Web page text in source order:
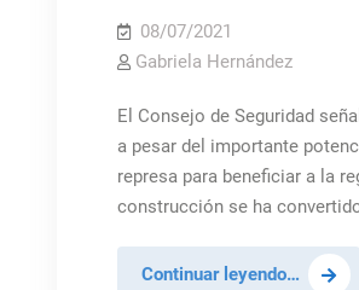
08/07/2021
Gabriela Hernández
El Consejo de Seguridad
a pesar del importante
represa para beneficiar a la
construcción se ha
Continuar leyendo…Egipto,